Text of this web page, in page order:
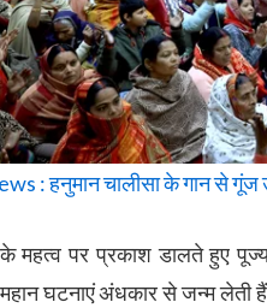
: हनुमान चालीसा के गान से गूंज
पर प्रकाश डालते हुए
घटनाएं अंधकार से जन्म लेती